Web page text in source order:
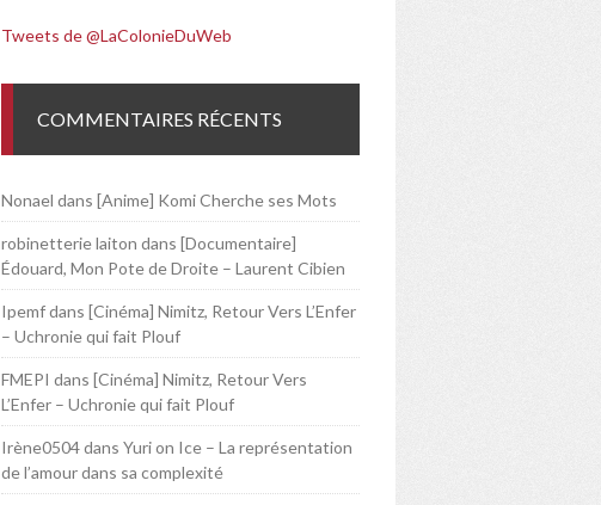
Tweets de @LaColonieDuWeb
COMMENTAIRES RÉCENTS
Nonael dans [Anime] Komi Cherche ses Mots
robinetterie laiton dans [Documentaire]
Édouard, Mon Pote de Droite – Laurent Cibien
Ipemfdans [Cinéma] Nimitz, Retour Vers L’Enfer
– Uchronie qui fait Plouf
FMEPI dans [Cinéma] Nimitz, Retour Vers
L’Enfer – Uchronie qui fait Plouf
Irène0504dans Yuri on Ice – La représentation
de l’amour dans sa complexité